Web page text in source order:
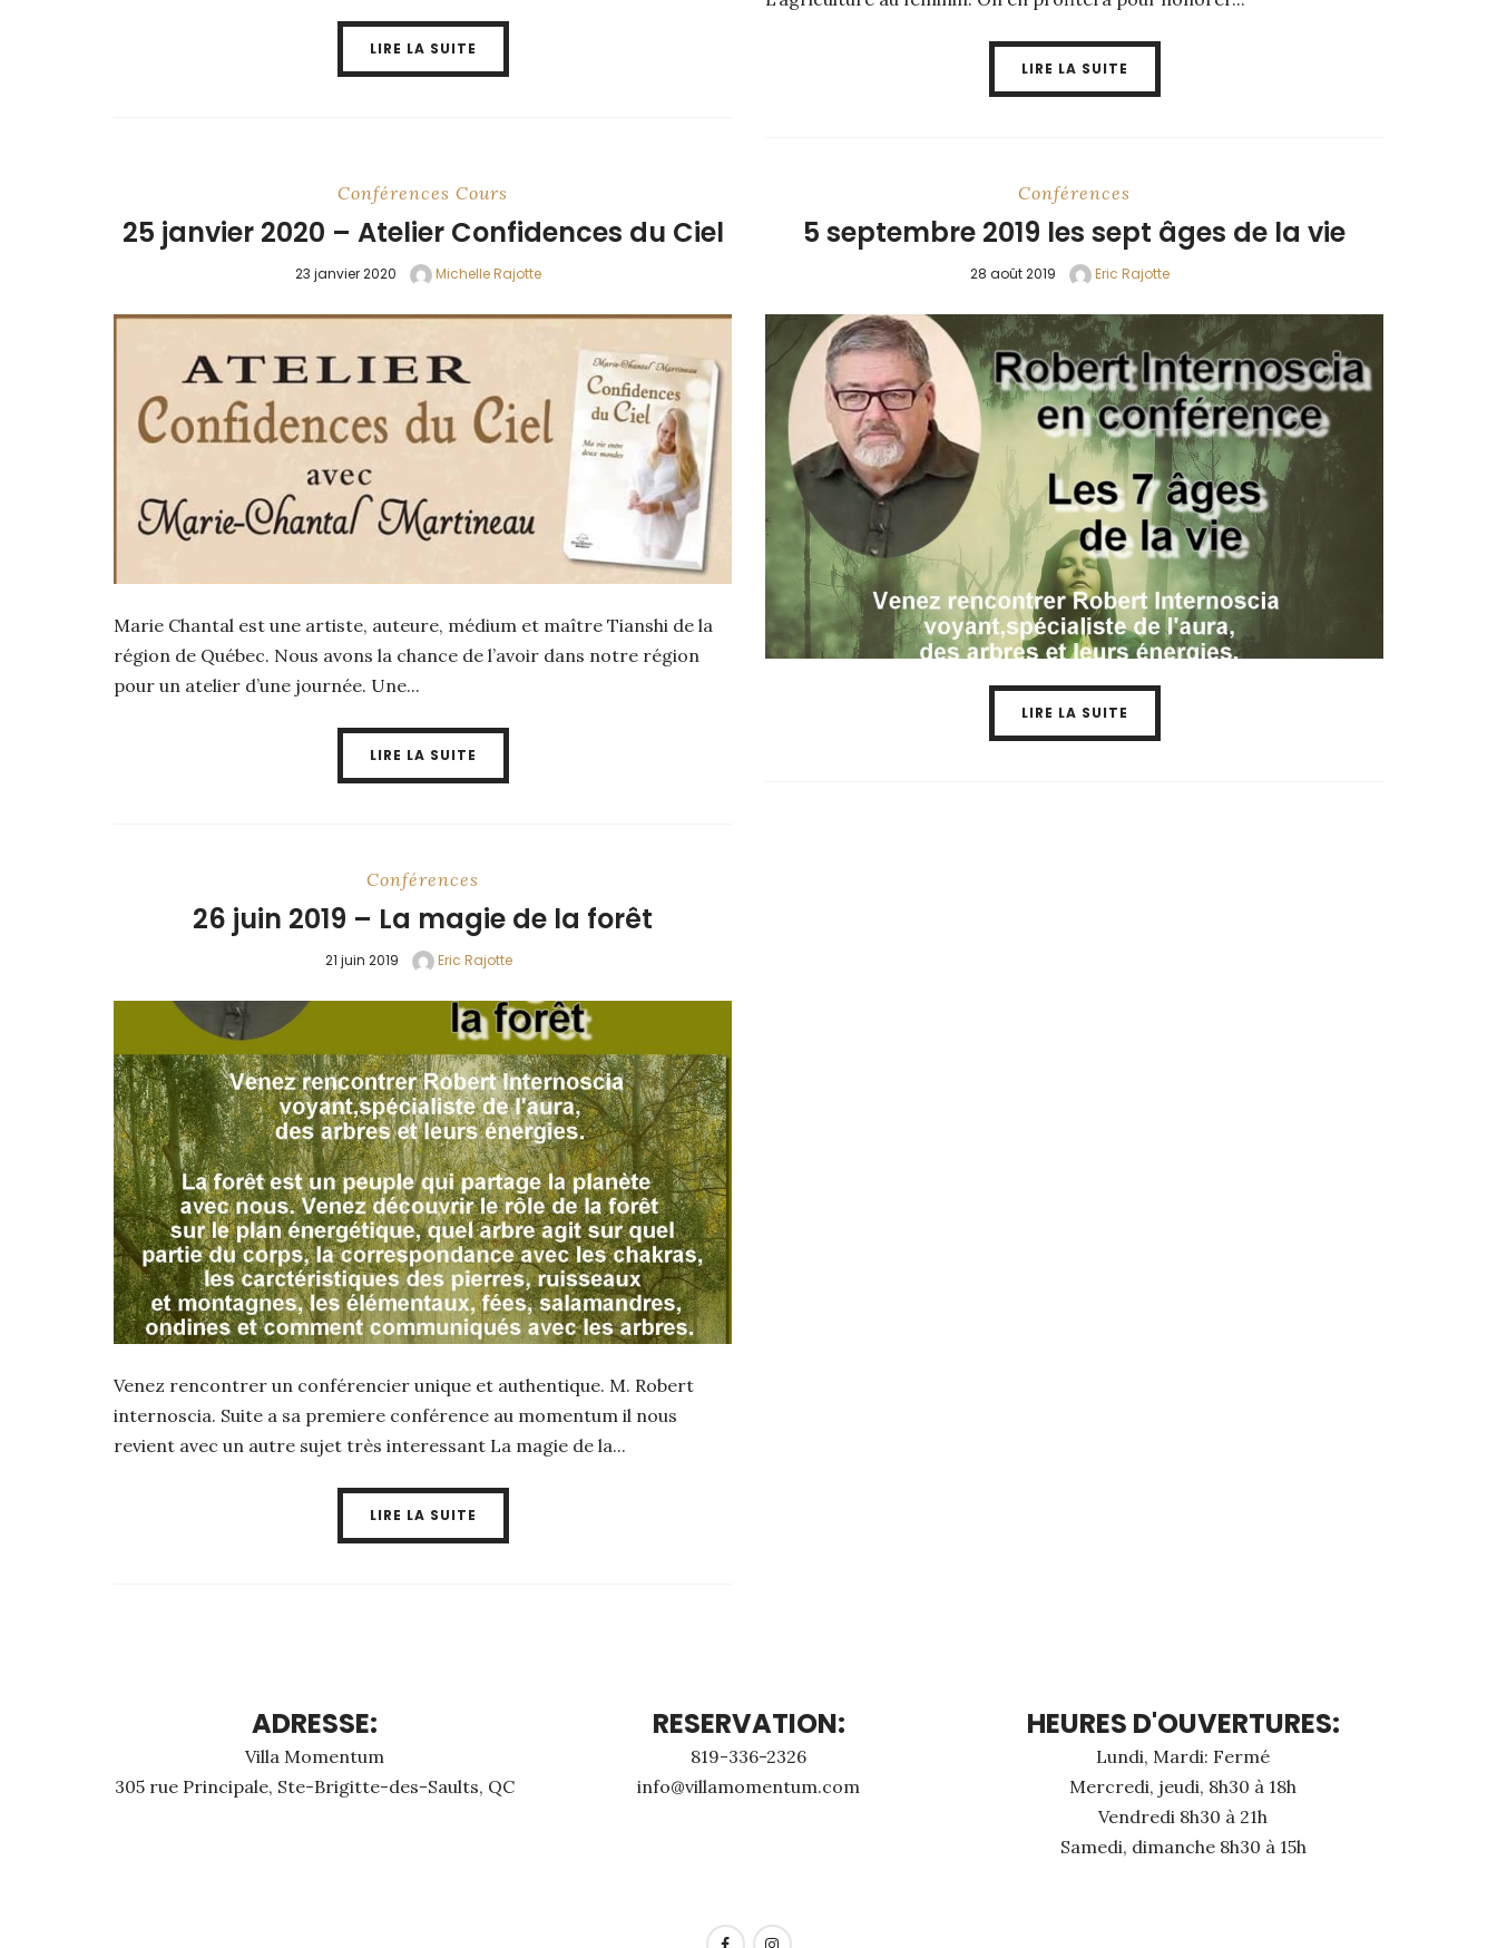
LIRE LA SUITE
LIRE LA SUITE
Conférences Cours
25 janvier 2020 – Atelier Confidences du Ciel
23 janvier 2020 Michelle Rajotte
Marie Chantal est une artiste, auteure, médium et maître Tianshi de la
région de Québec. Nous avons la chance de l’avoir dans notre région
pour un atelier d’une journée. Une...
LIRE LA SUITE
Conférences
5 septembre 2019 les sept âges de la vie
28 août 2019 Eric Rajotte
LIRE LA SUITE
Conférences
26 juin 2019 – La magie de la forêt
21 juin 2019 Eric Rajotte
Venez rencontrer un conférencier unique et authentique. M. Robert
internoscia. Suite a sa premiere conférence au momentum il nous
revient avec un autre sujet très interessant La magie de la...
LIRE LA SUITE
ADRESSE:
Villa Momentum
305 rue Principale, Ste-Brigitte-des-Saults, QC
RESERVATION:
819-336-2326
info@villamomentum.com
HEURES D'OUVERTURES:
Lundi, Mardi: Fermé
Mercredi, jeudi, 8h30 à 18h
Vendredi 8h30 à 21h
Samedi, dimanche 8h30 à 15h